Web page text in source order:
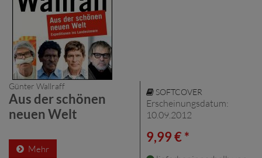
Günter Wallraff
Aus der schönen
neuen Welt
Mehr
SOFTCOVER
Erscheinungsdatum:
10.09.2012
9,99 € *